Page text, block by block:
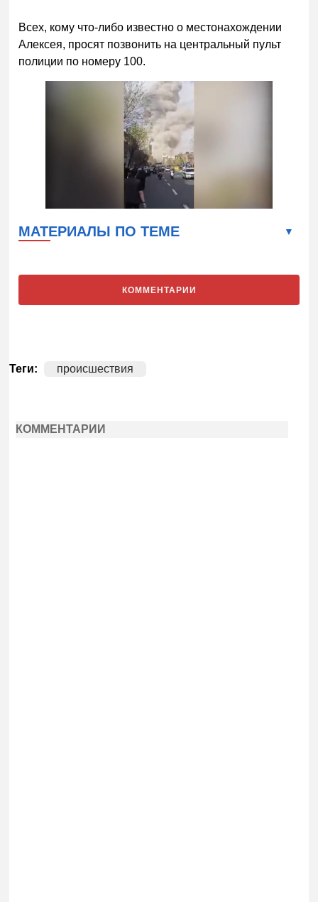
Всех, кому что-либо известно о местонахождении
Алексея, просят позвонить на центральный пульт
полиции по номеру 100.
МАТЕРИАЛЫ ПО ТЕМЕ
КОММЕНТАРИИ
Теги: происшествия
КОММЕНТАРИИ